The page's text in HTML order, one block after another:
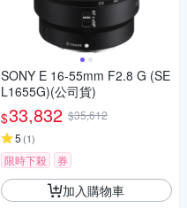
SONY E 16-55mm F2.8 G (SE
L1655G)(公司貨)
$33,832 $35,612
5 (1)
限時下殺 券
加入購物車